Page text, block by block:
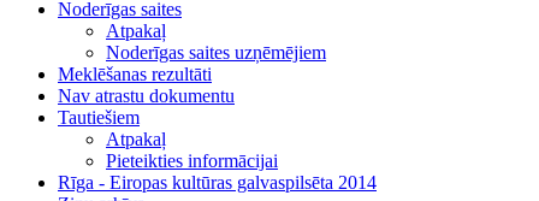
Noderīgas saites
Atpakaļ
Noderīgas saites uzņēmējiem
Meklēšanas rezultāti
Nav atrastu dokumentu
Tautiešiem
Atpakaļ
Pieteikties informācijai
Rīga - Eiropas kultūras galvaspilsēta 2014